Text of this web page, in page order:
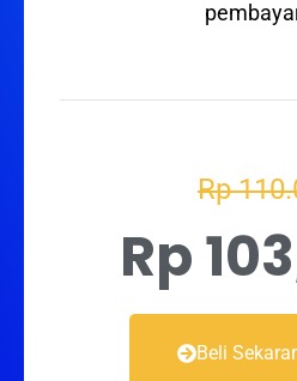
Rp
Rp
Beli